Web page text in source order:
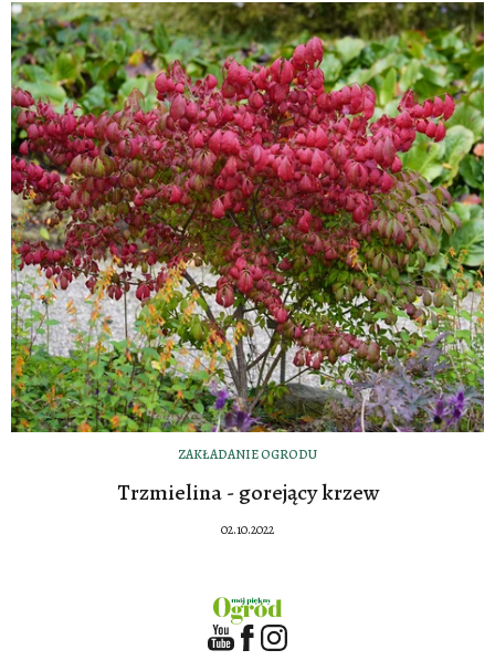
ZAKŁADANIE OGRODU
Trzmielina - gorejący krzew
02.10.2022